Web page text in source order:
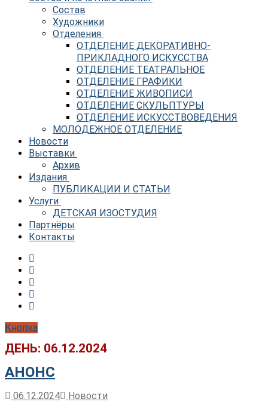
Состав
Художники
Отделения
ОТДЕЛЕНИЕ ДЕКОРАТИВНО-
ПРИКЛАДНОГО ИСКУССТВА
ОТДЕЛЕНИЕ ТЕАТРАЛЬНОЕ
ОТДЕЛЕНИЕ ГРАФИКИ
ОТДЕЛЕНИЕ ЖИВОПИСИ
ОТДЕЛЕНИЕ СКУЛЬПТУРЫ
ОТДЕЛЕНИЕ ИСКУССТВОВЕДЕНИЯ
МОЛОДЕЖНОЕ ОТДЕЛЕНИЕ
Новости
Выставки
Архив
Издания
ПУБЛИКАЦИИ И СТАТЬИ
Услуги
ДЕТСКАЯ ИЗОСТУДИЯ
Партнёры
Контакты
Кнопка
ДЕНЬ: 06.12.2024
АНОНС
06.12.2024 Новости